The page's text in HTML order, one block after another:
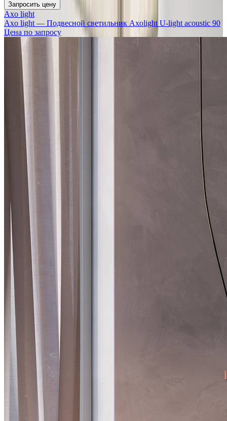
Запросить цену
Axo light
Axo light — Подвесной светильник Axolight U-light acoustic 90
Цена по запросу